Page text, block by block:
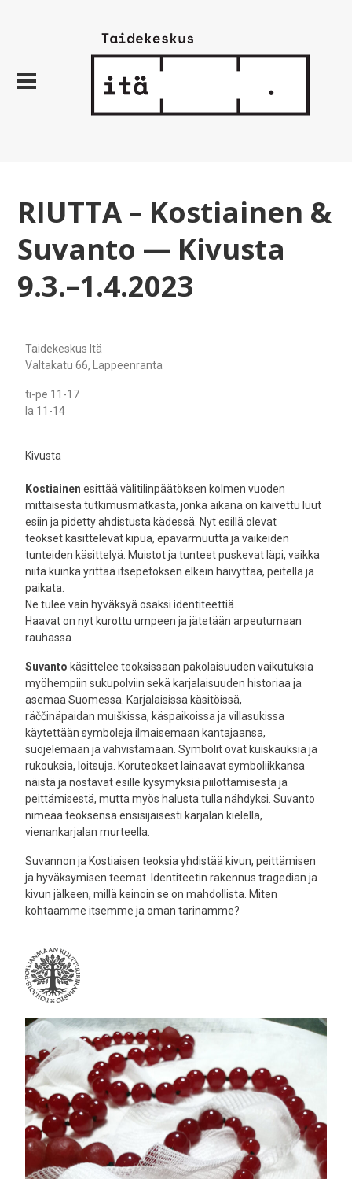
RIUTTA – Kostiainen &
Suvanto — Kivusta
9.3.–1.4.2023
Taidekeskus Itä
Valtakatu 66, Lappeenranta
ti-pe 11-17
la 11-14
Kivusta
Kostiainen esittää välitilinpäätöksen kolmen vuoden
mittaisesta tutkimusmatkasta, jonka aikana on kaivettu luut
esiin ja pidetty ahdistusta kädessä. Nyt esillä olevat
teokset käsittelevät kipua, epävarmuutta ja vaikeiden
tunteiden käsittelyä. Muistot ja tunteet puskevat läpi, vaikka
niitä kuinka yrittää itsepetoksen elkein häivyttää, peitellä ja
paikata.
Ne tulee vain hyväksyä osaksi identiteettiä.
Haavat on nyt kurottu umpeen ja jätetään arpeutumaan
rauhassa.
Suvanto käsittelee teoksissaan pakolaisuuden vaikutuksia
myöhempiin sukupolviin sekä karjalaisuuden historiaa ja
asemaa Suomessa. Karjalaisissa käsitöissä,
räččinäpaidan muiškissa, käspaikoissa ja villasukissa
käytettään symboleja ilmaisemaan kantajaansa,
suojelemaan ja vahvistamaan. Symbolit ovat kuiskauksia ja
rukouksia, loitsuja. Koruteokset lainaavat symboliikkansa
näistä ja nostavat esille kysymyksiä piilottamisesta ja
peittämisestä, mutta myös halusta tulla nähdyksi. Suvanto
nimeää teoksensa ensisijaisesti karjalan kielellä,
vienankarjalan murteella.
Suvannon ja Kostiaisen teoksia yhdistää kivun, peittämisen
ja hyväksymisen teemat. Identiteetin rakennus tragedian ja
kivun jälkeen, millä keinoin se on mahdollista. Miten
kohtaamme itsemme ja oman tarinamme?